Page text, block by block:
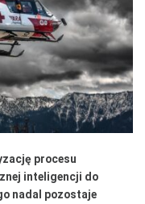
procesu
inteligencji do
nadal pozostaje